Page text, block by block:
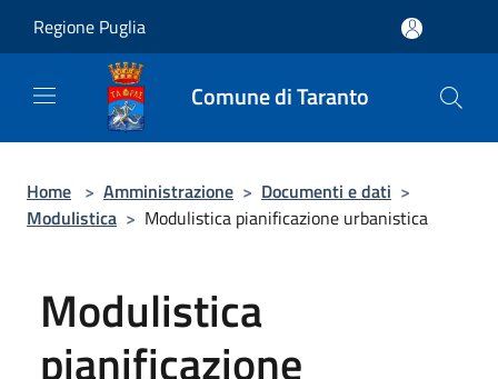
Regione Puglia
Comune di Taranto
Home > Amministrazione > Documenti e dati >
Modulistica > Modulistica pianificazione urbanistica
Modulistica
pianificazione